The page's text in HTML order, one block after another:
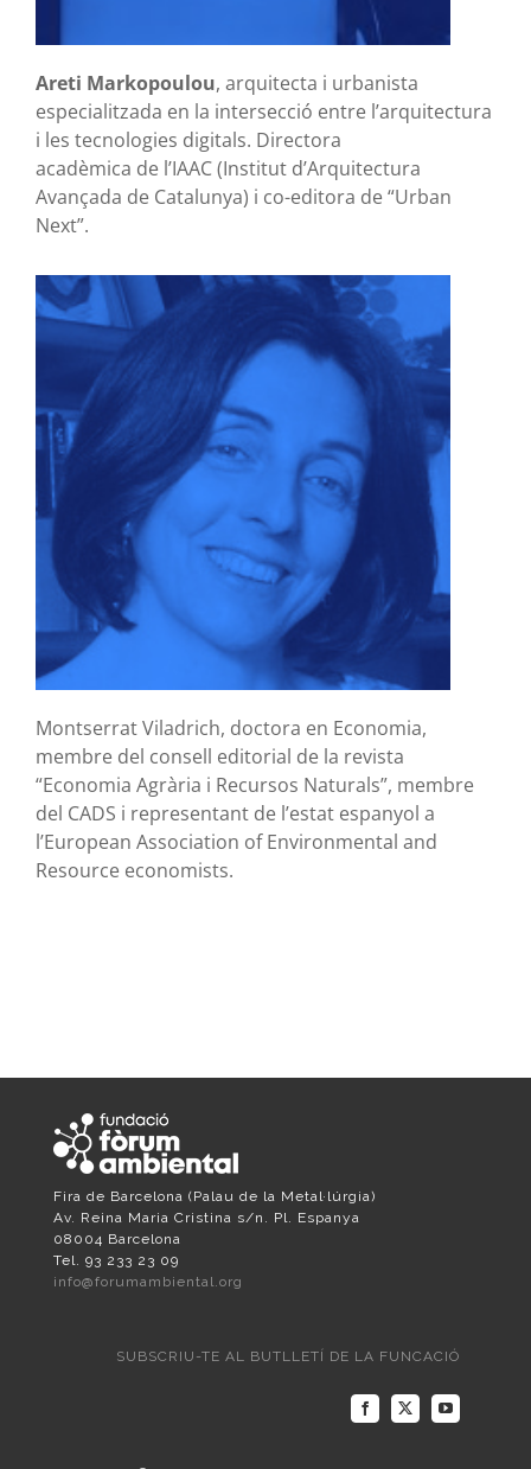
Areti Markopoulou, arquitecta i urbanista
especialitzada en la intersecció entre l’arquitectura
i les tecnologies digitals. Directora
acadèmica de l’IAAC (Institut d’Arquitectura
Avançada de Catalunya) i co-editora de “Urban
Next”.
Montserrat Viladrich, doctora en Economia,
membre del consell editorial de la revista
“Economia Agrària i Recursos Naturals”, membre
del CADS i representant de l’estat espanyol a
l’European Association of Environmental and
Resource economists.
Fira de Barcelona (Palau de la Metal·lúrgia)
Av. Reina Maria Cristina s/n. Pl. Espanya
08004 Barcelona
Tel. 93 233 23 09
info@forumambiental.org
SUBSCRIU-TE AL BUTLLETÍ DE LA FUNCACIÓ
Facebook
X YouTube